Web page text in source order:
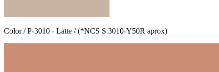
Color / P-3010 - Latte / (*NCS S 3010-Y50R aprox)